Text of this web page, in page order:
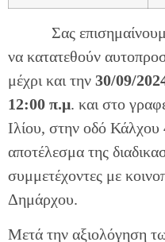
Σας
να κατατεθούν
μέχρι και την 30/09/
12:00 π.μ. και στο
Ιλίου, στην οδό Κάλχου
αποτέλεσμα της
συμμετέχοντες με
Δημάρχου.
Μετά την αξιολόγηση